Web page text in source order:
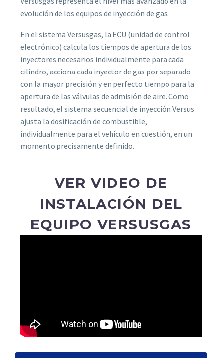
evolución de los equipos de inyección de gas.
En el sistema Versusgas, la ECU (unidad de control
electrónico) calcula los tiempos de apertura de los
inyectores necesarios individualmente para cada
cilindro, acciona cada inyector de gas por separado
con la mayor precisión y en perfecto tiempo para la
apertura de las válvulas de admisión de aire. Como
resultado, el sistema secuencial de inyección Versus
ajusta la dosificación de combustible,
individualmente para el vehículo en cuestión, en un
momento precisamente definido.
VER VIDEO DE
INSTALACIÓN DEL
EQUIPO VERSUSGAS